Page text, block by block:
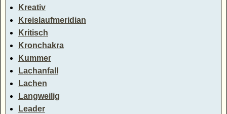
Kreativ
Kreislaufmeridian
Kritisch
Kronchakra
Kummer
Lachanfall
Lachen
Langweilig
Leader